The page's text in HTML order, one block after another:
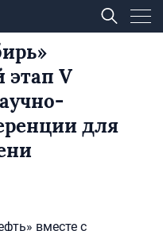
этап V
для
вместе с